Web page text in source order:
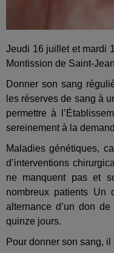
Jeudi 16 juillet et mardi
Montission de Saint-
Donner son sang
les réserves de sang à
permettre à
sereinement à la
Maladies génétiques,
d’interventions
ne manquent pas et
nombreux patients
alternance d’un don
quinze jours.
Pour donner son sang, il